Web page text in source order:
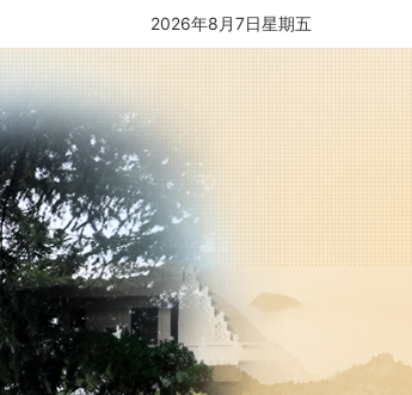
2026年8月7日星期五